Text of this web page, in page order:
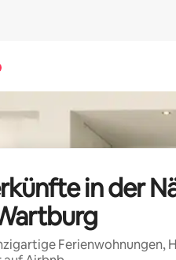
in der
Ferienwohnungen,